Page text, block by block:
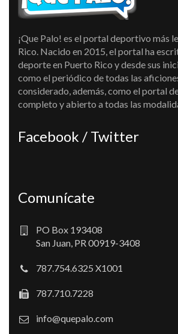
¡Que Palo! es el portal deportivo más
Rico. Nacido en 2015, el portal ha
deporte en Puerto Rico y desde sus
como el periódico de todas las
considerado, además, como el portal
completo y abierto a todas las
Facebook / Twitter
Comunícate
PO Box 193408
San Juan, PR 00919-3408
787.754.6325 X1001
787.710.7228
info@quepalo.com